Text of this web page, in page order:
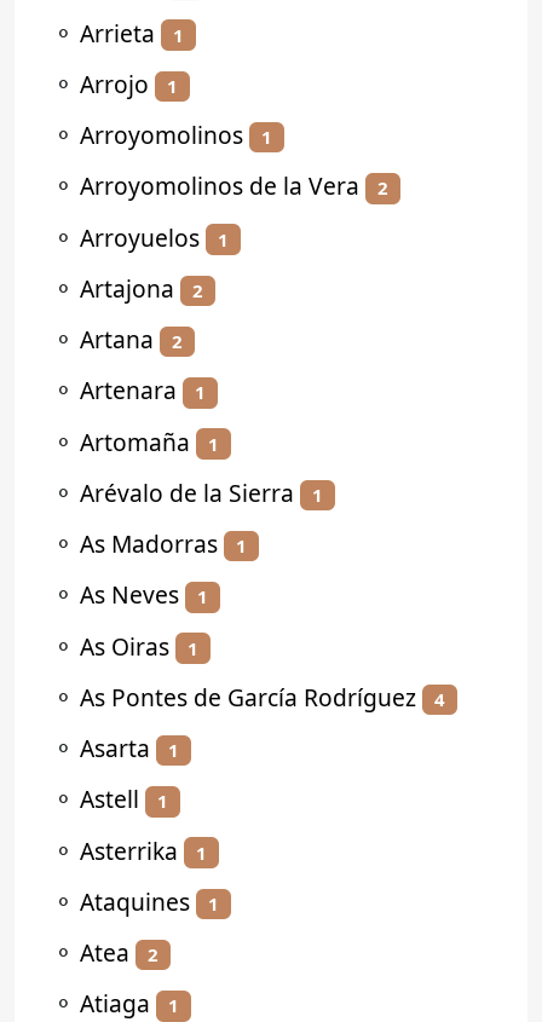
⚬ Arrieta 1
⚬ Arrojo 1
⚬ Arroyomolinos 1
⚬ Arroyomolinos de la Vera 2
⚬ Arroyuelos 1
⚬ Artajona 2
⚬ Artana 2
⚬ Artenara 1
⚬ Artomaña 1
⚬ Arévalo de la Sierra 1
⚬ As Madorras 1
⚬ As Neves 1
⚬ As Oiras 1
⚬ As Pontes de García Rodríguez 4
⚬ Asarta 1
⚬ Astell 1
⚬ Asterrika 1
⚬ Ataquines 1
⚬ Atea 2
⚬ Atiaga 1